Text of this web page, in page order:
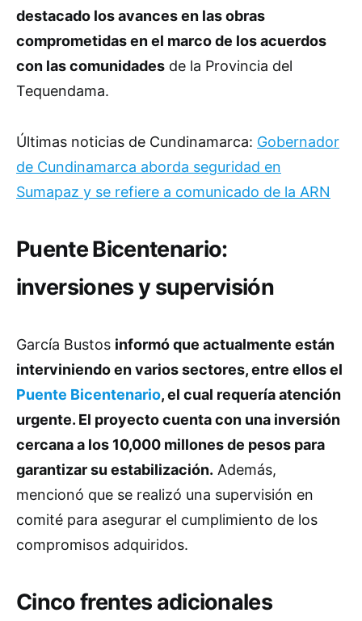
destacado los avances en las obras
comprometidas en el marco de los acuerdos
con las comunidades de la Provincia del
Tequendama.
Últimas noticias de Cundinamarca: Gobernador
de Cundinamarca aborda seguridad en
Sumapaz y se refiere a comunicado de la ARN
Puente Bicentenario:
inversiones y supervisión
García Bustos informó que actualmente están
interviniendo en varios sectores, entre ellos el
Puente Bicentenario, el cual requería atención
urgente. El proyecto cuenta con una inversión
cercana a los 10,000 millones de pesos para
garantizar su estabilización. Además,
mencionó que se realizó una supervisión en
comité para asegurar el cumplimiento de los
compromisos adquiridos.
Cinco frentes adicionales